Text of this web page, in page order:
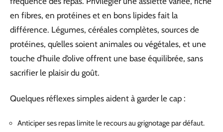
en fibres, en protéines et en bons lipides fait la
différence. Légumes, céréales complètes, sources de
protéines, qu’elles soient animales ou végétales, et une
touche d’huile d’olive offrent une base équilibrée, sans
sacrifier le plaisir du goût.
Quelques réflexes simples aident à garder le cap :
Anticiper ses repas limite le recours au grignotage par défaut.